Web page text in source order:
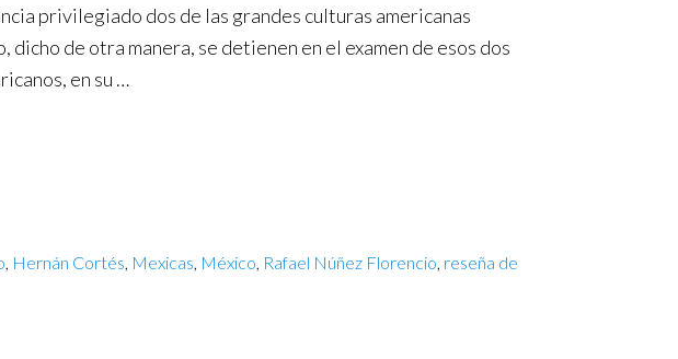
privilegiado dos de las grandes culturas americanas
dicho de otra manera, se detienen en el examen de esos dos
en su …
, Hernán Cortés, Mexicas, México, Rafael Núñez Florencio, reseña de